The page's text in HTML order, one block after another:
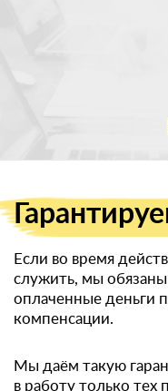
Если во время
служить, мы
оплаченные деньги
компенсации.
Мы даём такую
в работу только